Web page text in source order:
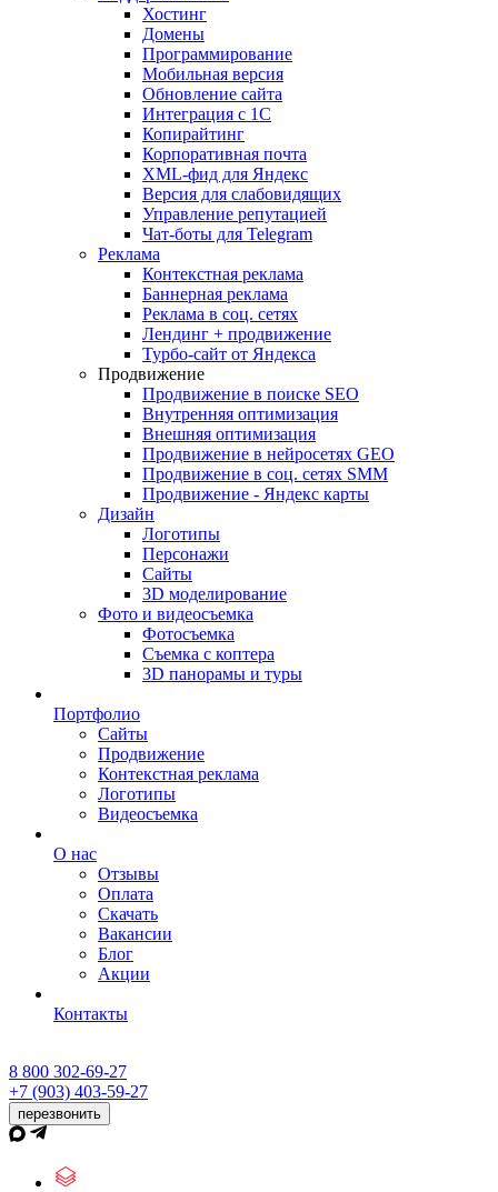
Хостинг
Домены
Программирование
Мобильная версия
Обновление сайта
Интеграция с 1С
Копирайтинг
Корпоративная почта
XML-фид для Яндекс
Версия для слабовидящих
Управление репутацией
Чат-боты для Telegram
Реклама
Контекстная реклама
Баннерная реклама
Реклама в соц. сетях
Лендинг + продвижение
Турбо-сайт от Яндекса
Продвижение
Продвижение в поиске SEO
Внутренняя оптимизация
Внешняя оптимизация
Продвижение в нейросетях GEO
Продвижение в соц. сетях SMM
Продвижение - Яндекс карты
Дизайн
Логотипы
Персонажи
Сайты
3D моделирование
Фото и видеосъемка
Фотосъемка
Съемка с коптера
3D панорамы и туры
Портфолио
Сайты
Продвижение
Контекстная реклама
Логотипы
Видеосъемка
О нас
Отзывы
Оплата
Скачать
Вакансии
Блог
Акции
Контакты
8 800 302-69-27
+7 (903) 403-59-27
перезвонить